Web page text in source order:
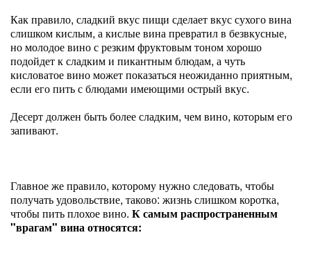
Как правило, сладкий вкус пищи сделает вкус сухого вина
слишком кислым, а кислые вина превратил в безвкусные,
но молодое вино с резким фруктовым тоном хорошо
подойдет к сладким и пикантным блюдам, а чуть
кисловатое вино может показаться неожиданно приятным,
если его пить с блюдами имеющими острый вкус.
Десерт должен быть более сладким, чем вино, которым его
запивают.
Главное же правило, которому нужно следовать, чтобы
получать удовольствие, таково: жизнь слишком коротка,
чтобы пить плохое вино. К самым распространенным
"врагам" вина относятся: